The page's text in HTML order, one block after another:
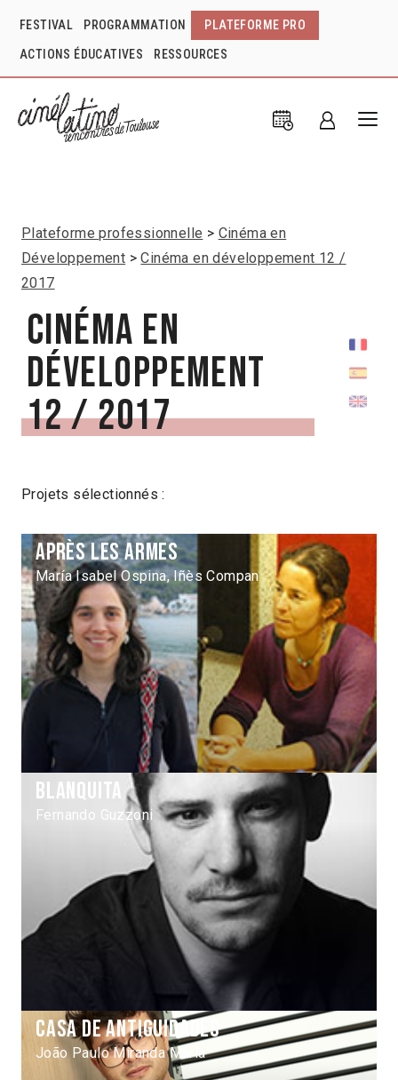
FESTIVAL PROGRAMMATION PLATEFORME PRO
ACTIONS ÉDUCATIVES RESSOURCES
Plateforme professionnelle
Cinéma en
Développement
Cinéma en développement 12 /
2017
Cinéma en
développement
12 / 2017
Projets sélectionnés :
Après les armes
María Isabel Ospina, Iñès Compan
Blanquita
Fernando Guzzoni
Casa de Antiguidades
João Paulo Miranda Maria